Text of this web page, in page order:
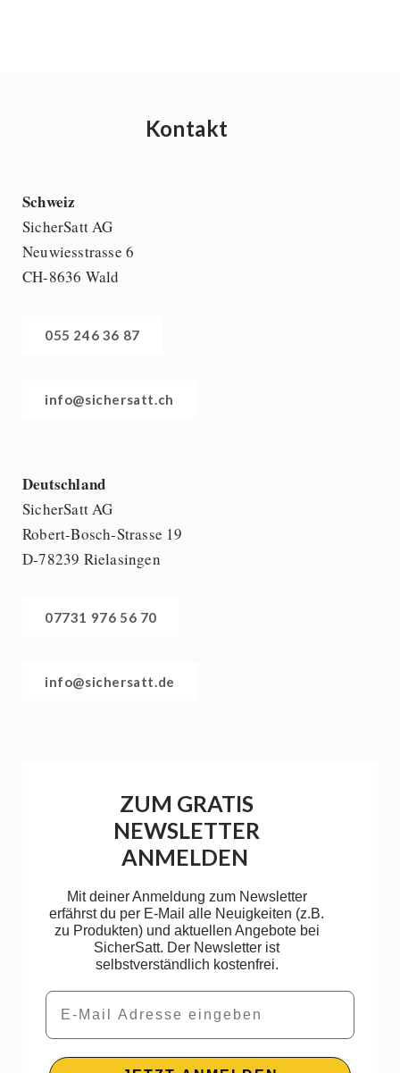
Kontakt
Schweiz
SicherSatt AG
Neuwiesstrasse 6
CH-8636 Wald
055 246 36 87
info@sichersatt.ch
Deutschland
SicherSatt AG
Robert-Bosch-Strasse 19
D-78239 Rielasingen
07731 976 56 70
info@sichersatt.de
ZUM GRATIS
NEWSLETTER
ANMELDEN
Mit deiner Anmeldung zum Newsletter
erfährst du per E-Mail alle Neuigkeiten (z.B.
zu Produkten) und aktuellen Angebote bei
SicherSatt. Der Newsletter ist
selbstverständlich kostenfrei.
Email